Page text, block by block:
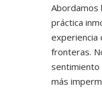
Abordamos
práctica
experiencia
fronteras.
sentimiento
más